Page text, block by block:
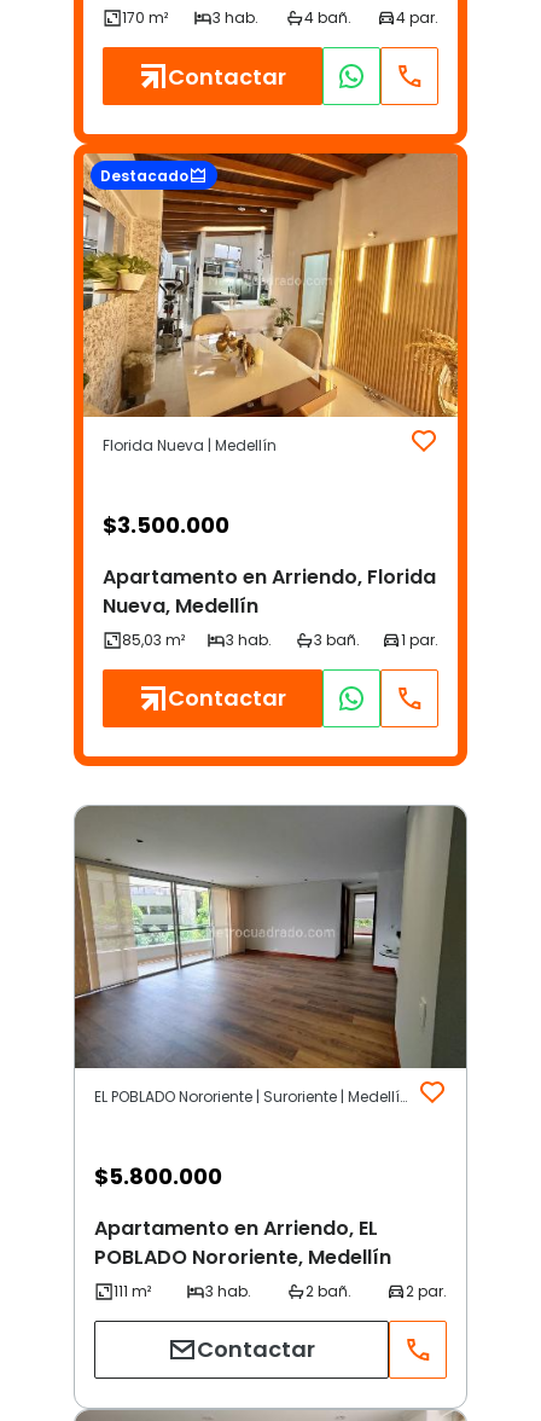
Contactar
Destacado
Florida Nueva | Medellín
$3.500.000
Apartamento en Arriendo, Florida
Nueva, Medellín
Contactar
EL POBLADO Nororiente | Suroriente | Medellín
$5.800.000
Apartamento en Arriendo, EL
POBLADO Nororiente, Medellín
Contactar